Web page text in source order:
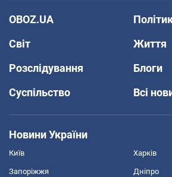
OBOZ.UA
Світ
Життя
Розслідування
Блоги
Суспільство
Всі
Новини України
Київ Харків
Запоріжжя Дніпро